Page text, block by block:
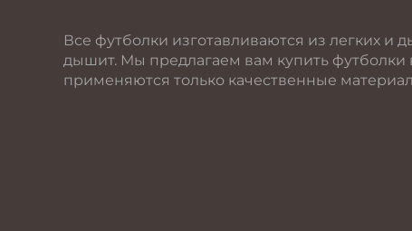
Все футболки изготавливаются из легких и
дышит. Мы предлагаем вам купить
применяются только качественные